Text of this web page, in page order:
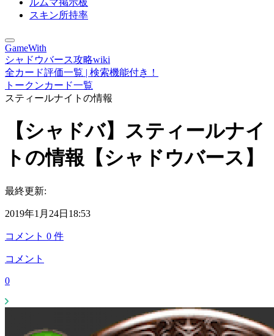
ルムマ掲示板
スキン所持率
GameWith
シャドウバース攻略wiki
全カード評価一覧 | 検索機能付き！
トークンカード一覧
スティールナイトの情報
【シャドバ】スティールナイ
トの情報【シャドウバース】
最終更新:
2019年1月24日18:53
コメント 0 件
コメント
0